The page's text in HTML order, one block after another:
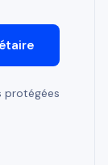
protégées